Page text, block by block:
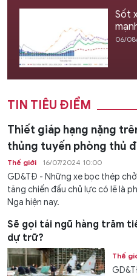
Sốt
06/
TIN TIÊU ĐIỂM
Thiết giáp hạng nặng
thủng tuyến phòng thủ
Thế giới 16/07/2024 10:00
GD&TĐ - Những xe bọc thép
tăng chiến đấu chủ lực có lẽ là
Nga hiện nay.
Sẽ gọi tái ngũ hàng trăm
dự trữ?
Thế